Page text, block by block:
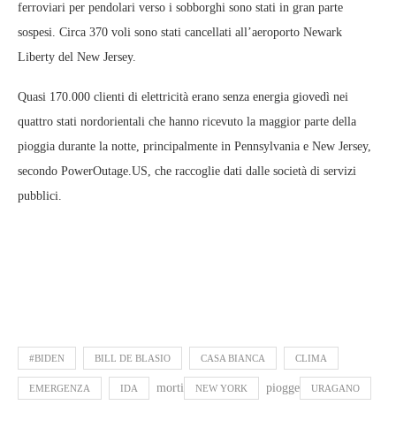
ferroviari per pendolari verso i sobborghi sono stati in gran parte
sospesi. Circa 370 voli sono stati cancellati all’aeroporto Newark
Liberty del New Jersey.
Quasi 170.000 clienti di elettricità erano senza energia giovedì nei
quattro stati nordorientali che hanno ricevuto la maggior parte della
pioggia durante la notte, principalmente in Pennsylvania e New Jersey,
secondo PowerOutage.US, che raccoglie dati dalle società di servizi
pubblici.
#BIDEN BILL DE BLASIO CASA BIANCA CLIMA
EMERGENZA IDA morti NEW YORK piogge URAGANO